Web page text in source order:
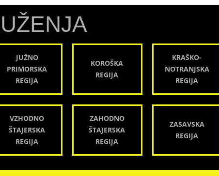
JUŽNO
PRIMORSKA
REGIJA
KOROŠKA
REGIJA
KRAŠKO-
NOTRANJSKA
REGIJA
VZHODNO
ŠTAJERSKA
REGIJA
ZAHODNO
ŠTAJERSKA
REGIJA
ZASAVSKA
REGIJA